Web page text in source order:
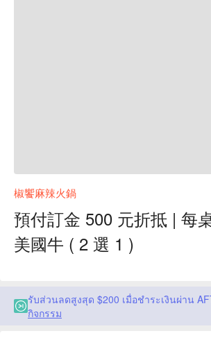
椒饗麻辣火鍋
預付訂金 500 元折抵 | 每
美國牛 ( 2 選 1 )
รับส่วนลดสูงสุด $200 เมื่อชำระเงินผ่าน
กิจกรรม